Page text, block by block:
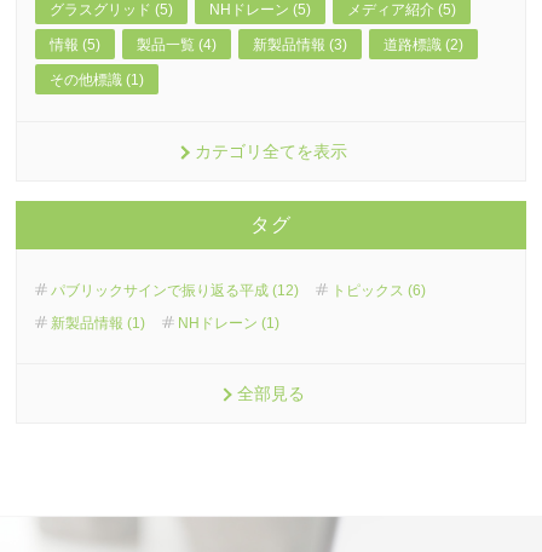
グラスグリッド (5) NHドレーン (5) メディア紹介 (5)
情報 (5) 製品一覧 (4) 新製品情報 (3) 道路標識 (2)
その他標識 (1)
カテゴリ全てを表示
タグ
パブリックサインで振り返る平成 (12)
トピックス (6)
新製品情報 (1)
NHドレーン (1)
全部見る